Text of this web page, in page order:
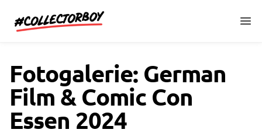
Fotogalerie: German
Film & Comic Con
Essen 2024